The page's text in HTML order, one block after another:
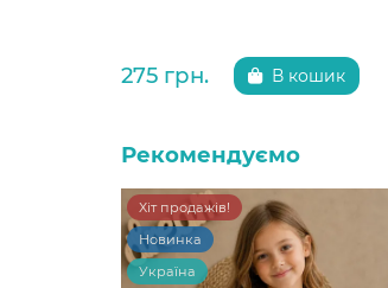
275 грн. В кошик
Рекомендуємо
Хіт продажів!
Новинка
Україна